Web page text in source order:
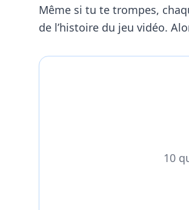
Même si tu te trompes,
de l’histoire du jeu vidéo.
10